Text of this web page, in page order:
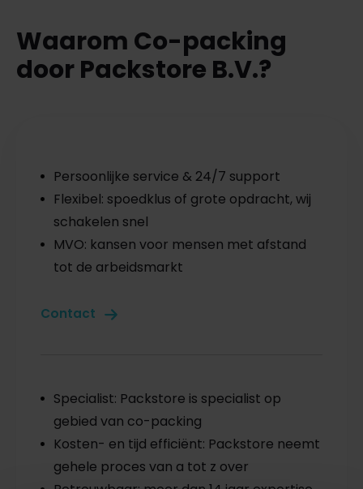
Waarom Co-packing
door Packstore B.V.?
Persoonlijke service & 24/7 support
Flexibel: spoedklus of grote opdracht, wij
schakelen snel
MVO: kansen voor mensen met afstand
tot de arbeidsmarkt
Contact
Specialist: Packstore is specialist op
gebied van co-packing
Kosten- en tijd efficiënt: Packstore neemt
gehele proces van a tot z over